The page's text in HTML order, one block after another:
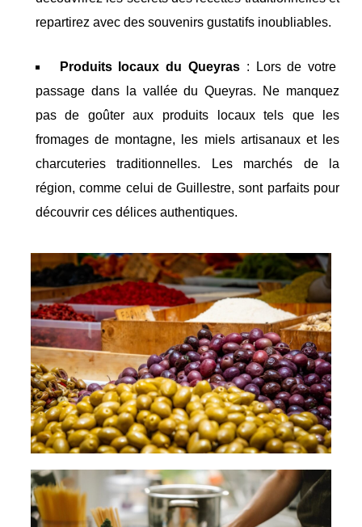
repartirez avec des souvenirs gustatifs inoubliables.
Produits locaux du Queyras : Lors de votre
passage dans la vallée du Queyras. Ne manquez
pas de goûter aux produits locaux tels que les
fromages de montagne, les miels artisanaux et les
charcuteries traditionnelles. Les marchés de la
région, comme celui de Guillestre, sont parfaits pour
découvrir ces délices authentiques.